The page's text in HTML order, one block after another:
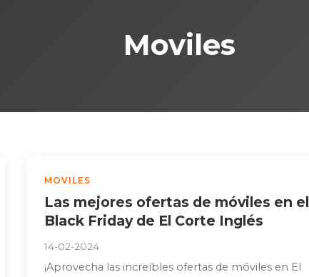
Moviles
MOVILES
Las mejores ofertas de móviles en el
Black Friday de El Corte Inglés
14-02-2024
¡Aprovecha las increíbles ofertas de móviles en El